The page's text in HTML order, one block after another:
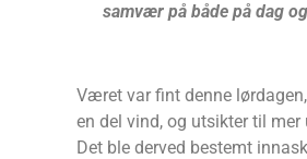
samvær på både på dag
Været var fint denne
en del vind, og utsikter til mer
Det ble derved bestemt